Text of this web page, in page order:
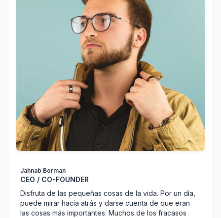
Jahnab Borman
CEO / CO-FOUNDER
Disfruta de las pequeñas cosas de la vida. Por un día,
puede mirar hacia atrás y darse cuenta de que eran
las cosas más importantes. Muchos de los fracasos